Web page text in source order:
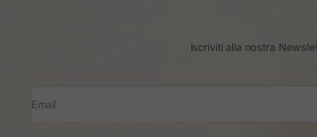
Iscriviti alla nostra
Email